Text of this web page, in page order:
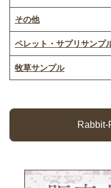
その他
ペレット・サプリサンプ
牧草サンプル
Rabbit-